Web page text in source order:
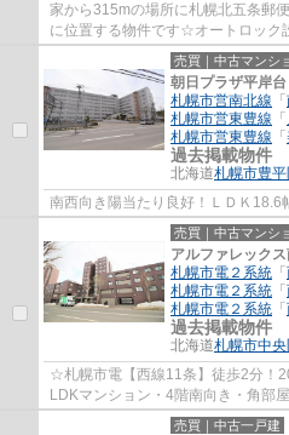
家から315mの場所に札幌北五条郵
に位置する物件です☆オートロック
できます☆交通の利便性に優れ、住
売買｜中古マンシ
朝日プラザ平岸台
札幌市営南北線 「
札幌市営東豊線 「
札幌市営東豊線 「
過去掲載物件
北海道札幌市豊平
南西向き陽当たり良好！ＬＤＫ18.6
売買｜中古マンシ
アルファレック
札幌市電２系統 「
札幌市電２系統 「
札幌市電２系統 「
過去掲載物件
北海道札幌市中央
☆札幌市電【西線11条】徒歩2分！
LDKマンション・4階南向き・角部
ーサービス保証付き
売買｜中古一戸建